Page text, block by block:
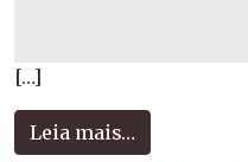
[…]
Leia mais…